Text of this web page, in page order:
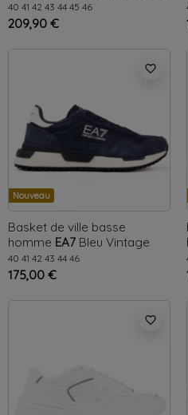
40 41 42 43 44 45 46
209,90 €
favorite_border
Nouveau
Basket de ville basse
homme EA7 Bleu Vintage
40 41 42 43 44 46
175,00 €
favorite_border